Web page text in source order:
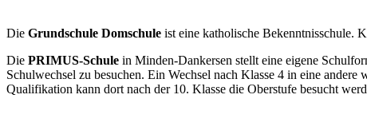
Die Grundschule Domschule ist eine katholische Bekenntnisschule.
Die PRIMUS-Schule in Minden-Dankersen stellt eine eigene
Schulwechsel zu besuchen. Ein Wechsel nach Klasse 4 in eine
Qualifikation kann dort nach der 10. Klasse die Oberstufe besucht